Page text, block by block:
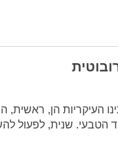
העיקריות הן,
הטבעי. שנית, לפעול